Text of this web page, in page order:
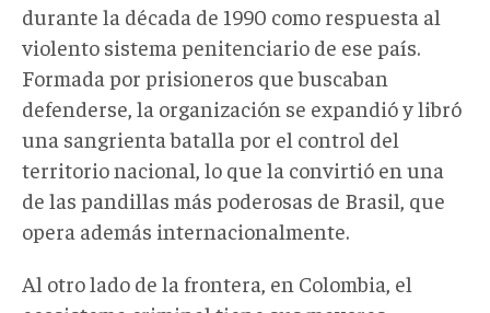
durante la década de 1990 como respuesta al
violento sistema penitenciario de ese país.
Formada por prisioneros que buscaban
defenderse, la organización se expandió y libró
una sangrienta batalla por el control del
territorio nacional, lo que la convirtió en una
de las pandillas más poderosas de Brasil, que
opera además internacionalmente.
Al otro lado de la frontera, en Colombia, el